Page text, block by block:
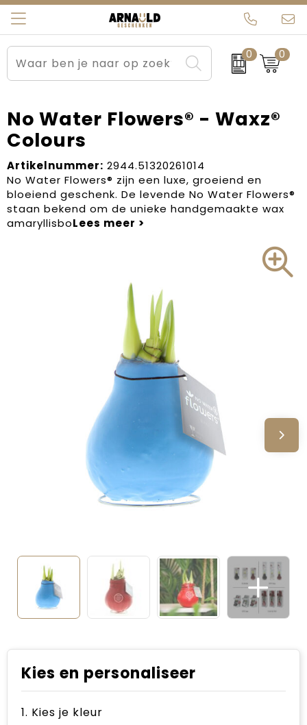
0 0
Relatiegeschenken
Sportkleding
Werkkleding
Kleding en textiel
Tassen
Beurs en Evenementen
Brievenbuspakketten
Carnaval
Dag van de Zorg
Kerstartikelen
Voetbal, EK en WK
Voor de bouw
Zomergeschenken
Zomerpakketten
Arnauld Kerstpakketten
MijnEigenKadootje
Ons team
Contact
Blogs
No Water Flowers® - Waxz®
Colours
Artikelnummer: 2944.51320261014
No Water Flowers® zijn een luxe, groeiend en
bloeiend geschenk. De levende No Water Flowers®
staan bekend om de unieke handgemaakte wax
amaryllisbo
Kies en personaliseer
1. Kies je kleur